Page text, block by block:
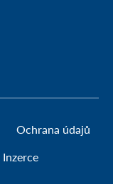
Ochrana údajů
Inzerce